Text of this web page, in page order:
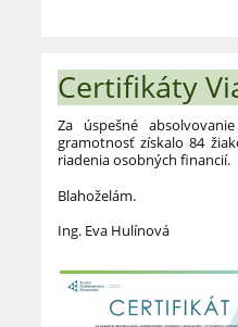
Certifikáty
Za úspešné
gramotnosť získalo 84
riadenia osobných financií.
Blahoželám.
Ing. Eva Hulínová